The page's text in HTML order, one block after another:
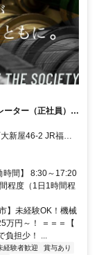
ーター（正社員）◆
わずか！
時間】 8:30～17:20
程度（1日1時間程
】未経験OK！機械
万円～！ ＝＝＝【
負担少！ ...
経験者歓迎
賞与あり